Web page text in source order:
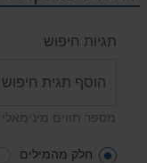
תגיות חיפוש
מספר תווים מינימאלי: 2
חלק מהמילים